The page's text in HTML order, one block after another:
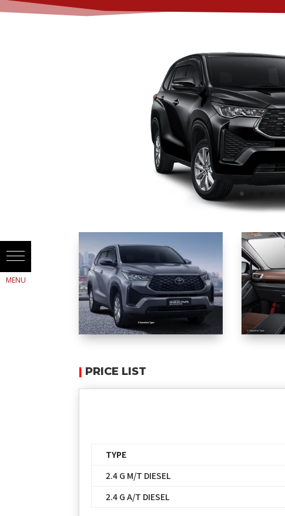
| PRICE LIST
TYPE
2.4 G M/T DIESEL
2.4 G A/T DIESEL